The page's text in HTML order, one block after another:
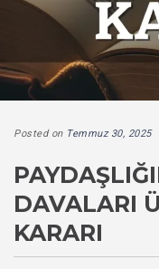
Posted on Temmuz 30, 2025
DAVALARI
KARARI